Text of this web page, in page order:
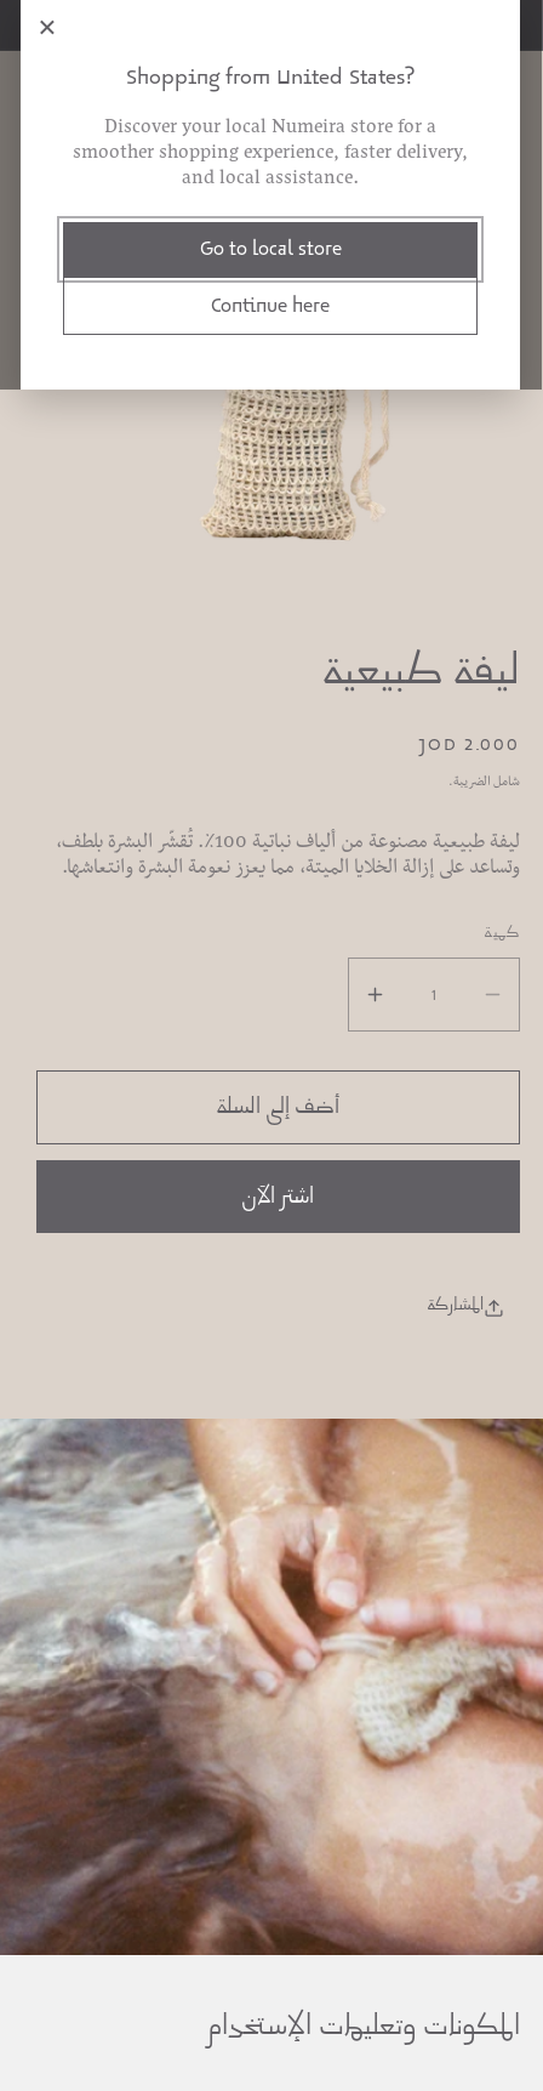
معلومات
ليفة طبيعية
سعر
عادي
2.000 JOD
شامل الضريبة.
ليفة طبيعية مصنوعة من ألياف نباتية 100٪. تُقشّر البشرة بلطف،
وتساعد على إزالة الخلايا الميتة، مما يعزز نعومة البشرة وانتعاشها.
كمية
تقليل
لـ
طبيعية
زيادة
لـ
ليفة
طبيعية
أضف إلى السلة
اشتر الآن
المشاركة
المكونات وتعليمات الإستخدام
×
Shopping from United States?
Discover your local Numeira store for a
smoother shopping experience, faster delivery,
and local assistance.
Go to local store
Continue here